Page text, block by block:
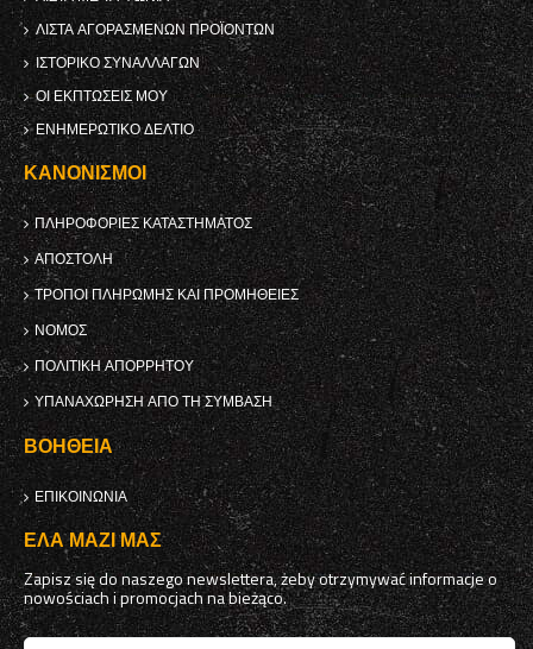
ΛΊΣΤΑ ΑΓΟΡΑΣΜΈΝΩΝ ΠΡΟΪΌΝΤΩΝ
ΙΣΤΟΡΙΚΌ ΣΥΝΑΛΛΑΓΏΝ
ΟΙ ΕΚΠΤΏΣΕΙΣ ΜΟΥ
ΕΝΗΜΕΡΩΤΙΚΌ ΔΕΛΤΊΟ
ΚΑΝΟΝΙΣΜΟΊ
ΠΛΗΡΟΦΟΡΊΕΣ ΚΑΤΑΣΤΉΜΑΤΟΣ
ΑΠΟΣΤΟΛΉ
ΤΡΌΠΟΙ ΠΛΗΡΩΜΉΣ ΚΑΙ ΠΡΟΜΉΘΕΙΕΣ
ΝΌΜΟΣ
ΠΟΛΙΤΙΚΉ ΑΠΟΡΡΉΤΟΥ
ΥΠΑΝΑΧΏΡΗΣΗ ΑΠΌ ΤΗ ΣΎΜΒΑΣΗ
ΒΟΉΘΕΙΑ
ΕΠΙΚΟΙΝΩΝΊΑ
ΈΛΑ ΜΑΖΊ ΜΑΣ
Zapisz się do naszego newslettera, żeby otrzymywać informacje o
nowościach i promocjach na bieżąco.